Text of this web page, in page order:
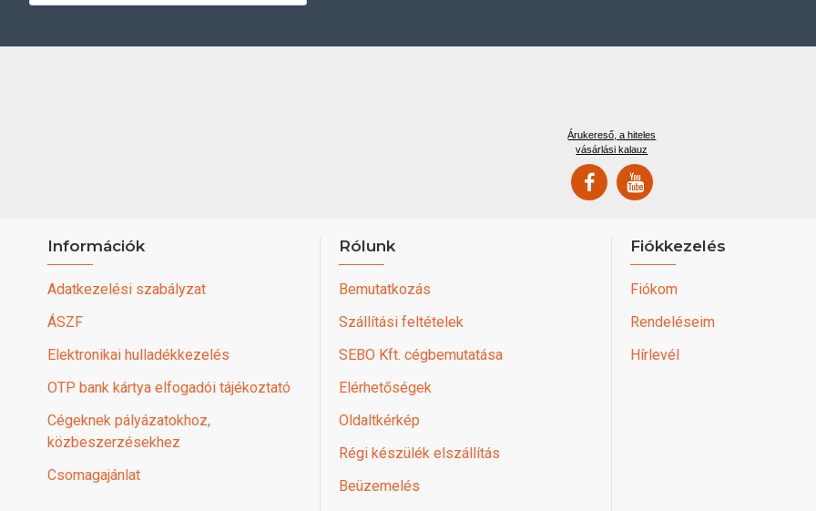
Árukereső, a hiteles
vásárlási kalauz
Információk
Adatkezelési szabályzat
ÁSZF
Elektronikai hulladékkezelés
OTP bank kártya elfogadói tájékoztató
Cégeknek pályázatokhoz,
közbeszerzésekhez
Csomagajánlat
Rólunk
Bemutatkozás
Szállítási feltételek
SEBO Kft. cégbemutatása
Elérhetőségek
Oldaltkérkép
Régi készülék elszállítás
Beüzemelés
Fiókkezelés
Fiókom
Rendeléseim
Hírlevél